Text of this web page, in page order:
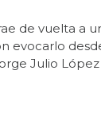
de vuelta a
evocarlo
Julio